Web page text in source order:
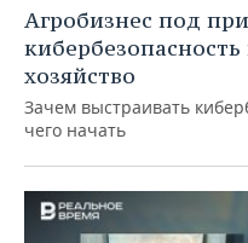
Агробизнес под
хозяйство
Зачем выстраивать
чего начать